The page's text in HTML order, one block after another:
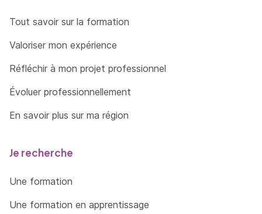
Tout savoir sur la formation
Valoriser mon expérience
Réfléchir à mon projet professionnel
Évoluer professionnellement
En savoir plus sur ma région
Je recherche
Une formation
Une formation en apprentissage